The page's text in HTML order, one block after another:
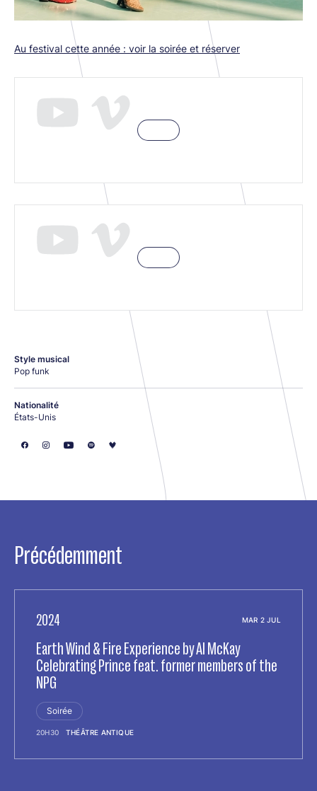
Style musical
Pop funk
Nationalité
États-Unis
Au festival cette année : voir la soirée et réserver
Précédemment
2024 MAR 2 JUL
Earth Wind & Fire Experience by Al McKay
Celebrating Prince feat. former members of the
NPG
Soirée
20H30 THÉÂTRE ANTIQUE